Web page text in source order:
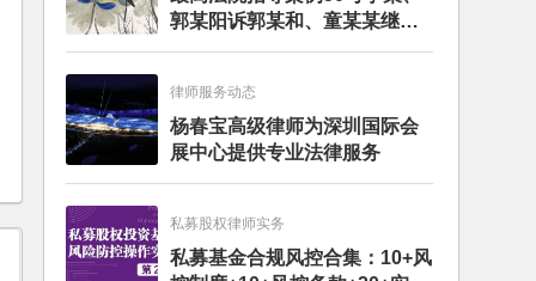
郭某阳诉郭某和、童某某继承
纠纷案
律师服务动态
杨春宝高级律师为深圳国际会
展中心提供专业法律服务
私募股权律师实务
私募基金合规风控合集：10+风